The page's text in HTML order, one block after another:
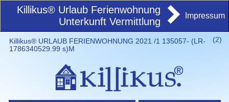
Killikus® Urlaub Ferienwohnung
Unterkunft Vermittlung
Impressum
(2)
Killikus® URLAUB FERIENWOHNUNG 2021 /1 135057- (LR-
1786340529.99 s)M